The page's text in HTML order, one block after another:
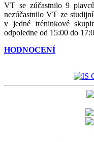
VT se zúčastnilo 9
nezúčastnilo VT ze
v jedné tréninkové
odpoledne od 15:00 do
HODNOCENÍ